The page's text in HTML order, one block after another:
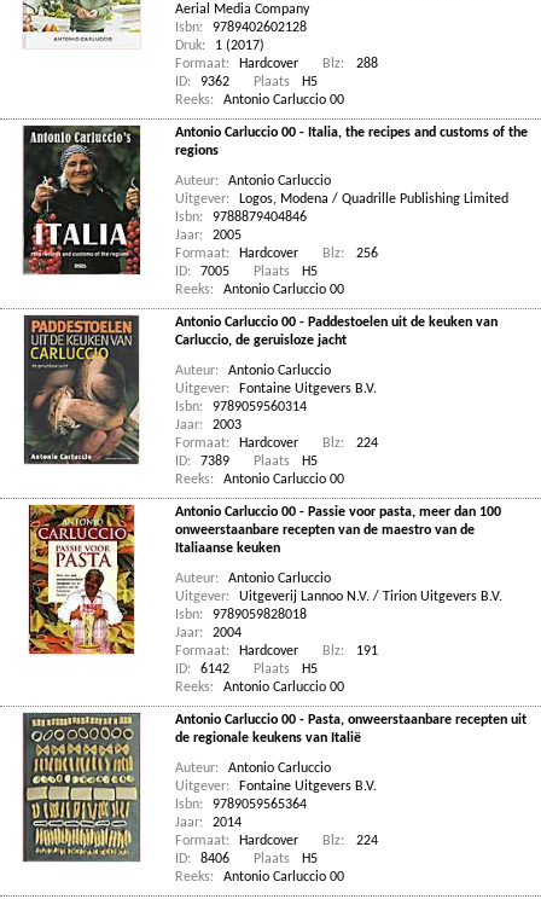
Aerial Media Company
Isbn:
9789402602128
Druk:
1 (2017)
Formaat:
Hardcover Blz:
288
ID:
9362 Plaats
H5
Reeks:
Antonio Carluccio 00
Antonio Carluccio 00 - Italia, the recipes and customs of the
regions
Auteur:
Antonio Carluccio
Uitgever:
Logos, Modena / Quadrille Publishing Limited
Isbn:
9788879404846
Jaar:
2005
Formaat:
Hardcover Blz:
256
ID:
7005 Plaats
H5
Reeks:
Antonio Carluccio 00
Antonio Carluccio 00 - Paddestoelen uit de keuken van
Carluccio, de geruisloze jacht
Auteur:
Antonio Carluccio
Uitgever:
Fontaine Uitgevers B.V.
Isbn:
9789059560314
Jaar:
2003
Formaat:
Hardcover Blz:
224
ID:
7389 Plaats
H5
Reeks:
Antonio Carluccio 00
Antonio Carluccio 00 - Passie voor pasta, meer dan 100
onweerstaanbare recepten van de maestro van de
Italiaanse keuken
Auteur:
Antonio Carluccio
Uitgever:
Uitgeverij Lannoo N.V. / Tirion Uitgevers B.V.
Isbn:
9789059828018
Jaar:
2004
Formaat:
Hardcover Blz:
191
ID:
6142 Plaats
H5
Reeks:
Antonio Carluccio 00
Antonio Carluccio 00 - Pasta, onweerstaanbare recepten uit
de regionale keukens van Italië
Auteur:
Antonio Carluccio
Uitgever:
Fontaine Uitgevers B.V.
Isbn:
9789059565364
Jaar:
2014
Formaat:
Hardcover Blz:
224
ID:
8406 Plaats
H5
Reeks:
Antonio Carluccio 00